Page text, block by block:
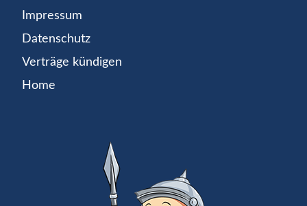
Impressum
Datenschutz
Verträge kündigen
Home